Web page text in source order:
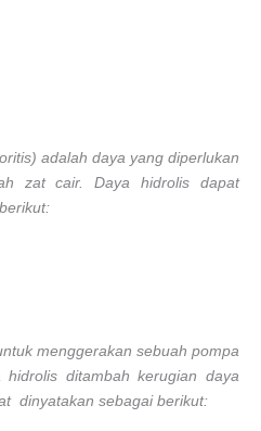
adalah daya yang diperlukan
zat cair. Daya hidrolis dapat
menggerakan sebuah pompa
ditambah kerugian daya
dinyatakan sebagai berikut: